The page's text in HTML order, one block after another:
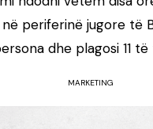
periferinë jugore të
dhe plagosi 11 të
MARKETING